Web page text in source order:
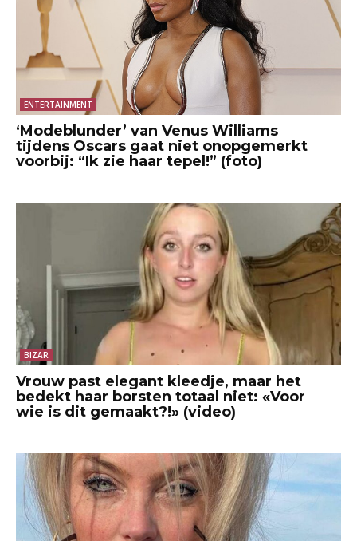
ENTERTAINMENT
‘Modeblunder’ van Venus Williams
tijdens Oscars gaat niet onopgemerkt
voorbij: “Ik zie haar tepel!” (foto)
BIZAR
Vrouw past elegant kleedje, maar het
bedekt haar borsten totaal niet: «Voor
wie is dit gemaakt?!» (video)